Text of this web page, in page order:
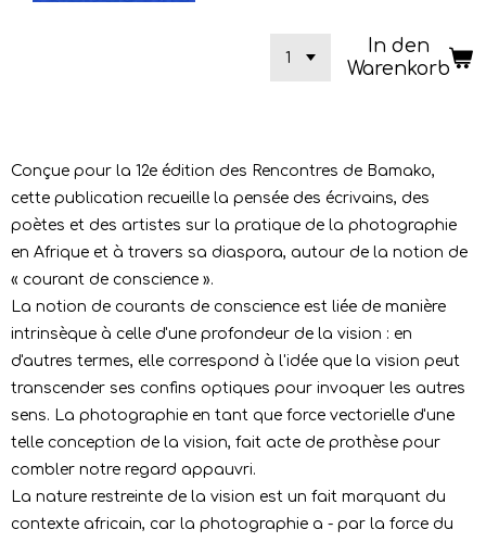
In den
Warenkorb
Conçue pour la 12e édition des Rencontres de Bamako,
cette publication recueille la pensée des écrivains, des
poètes et des artistes sur la pratique de la photographie
en Afrique et à travers sa diaspora, autour de la notion de
« courant de conscience ».
La notion de courants de conscience est liée de manière
intrinsèque à celle d'une profondeur de la vision : en
d'autres termes, elle correspond à l'idée que la vision peut
transcender ses confins optiques pour invoquer les autres
sens. La photographie en tant que force vectorielle d'une
telle conception de la vision, fait acte de prothèse pour
combler notre regard appauvri.
La nature restreinte de la vision est un fait marquant du
contexte africain, car la photographie a - par la force du